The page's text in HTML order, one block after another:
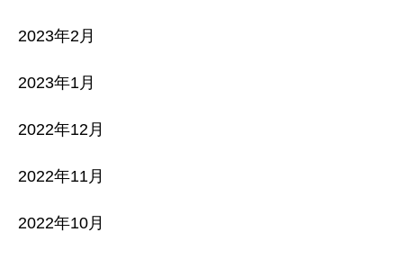
2023年2月
2023年1月
2022年12月
2022年11月
2022年10月